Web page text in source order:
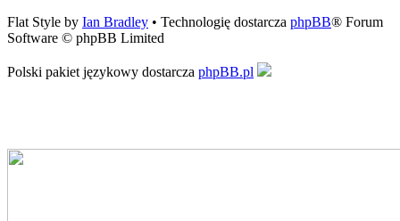
Flat Style by Ian Bradley • Technologię dostarcza phpBB® Forum
Software © phpBB Limited
Polski pakiet językowy dostarcza phpBB.pl